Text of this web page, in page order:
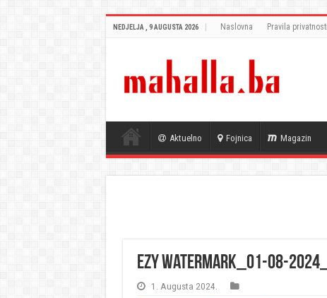
NEDJELJA , 9 AUGUSTA 2026 Naslovna Pravila privatnosti
Aktuelno Fojnica Magazin
eZy Watermark_01-08-
1. Augusta 2024.